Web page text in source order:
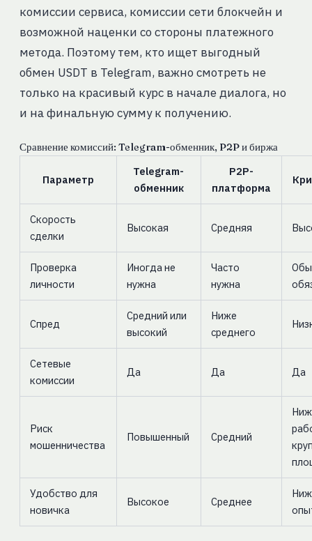
комиссии сервиса, комиссии сети блокчейн и
возможной наценки со стороны платежного
метода. Поэтому тем, кто ищет выгодный
обмен USDT в Telegram, важно смотреть не
только на красивый курс в начале диалога, но
и на финальную сумму к получению.
Сравнение комиссий: Telegram-обменник, P2P и биржа
Параметр
Telegram-
обменник
P2P-
платформа
Скорость
сделки
Высокая Средняя
Проверка
личности
Иногда не
нужна
Часто
нужна
Спред
Средний или
высокий
Ниже
среднего
Сетевые
комиссии
Да Да Да
Риск
мошенничества
Повышенный Средний
Удобство для
новичка
Высокое Среднее